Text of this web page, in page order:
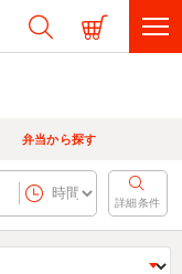
弁当から探す
詳細条件